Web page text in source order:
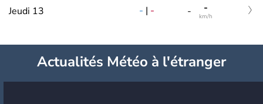
Jeudi 13 - | - - -
km/h
Actualités Météo à l'étranger